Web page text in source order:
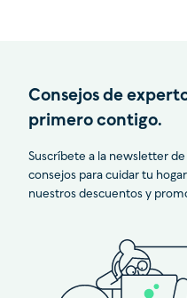
Consejos de
primero contigo.
Suscríbete a la newsletter
consejos para cuidar tu
nuestros descuentos y